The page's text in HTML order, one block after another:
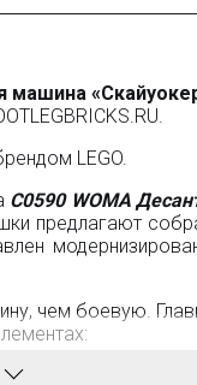
машина
LEGO.
C0590 WOMA
предлагают
чем боевую.